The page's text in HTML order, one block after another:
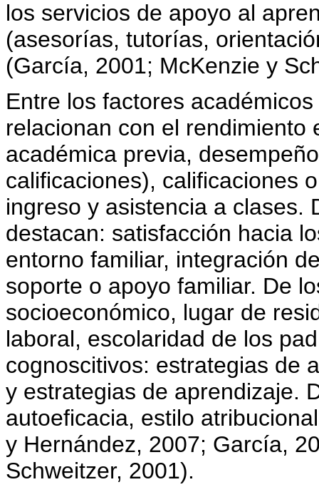
los servicios de apoyo al
(asesorías, tutorías,
(García, 2001; McKenzie y
Entre los factores
relacionan con el rendimiento
académica previa,
calificaciones), calificaciones
ingreso y asistencia a clases.
destacan: satisfacción hacia
entorno familiar, integración
soporte o apoyo familiar. De
socioeconómico, lugar de
laboral, escolaridad de los
cognoscitivos: estrategias de
y estrategias de aprendizaje.
autoeficacia, estilo
y Hernández, 2007; García,
Schweitzer, 2001).